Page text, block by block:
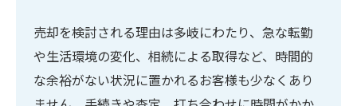
売却を検討される理由は多岐にわたり、急な転勤
や生活環境の変化、相続による取得など、時間的
な余裕がない状況に置かれるお客様も少なくあり